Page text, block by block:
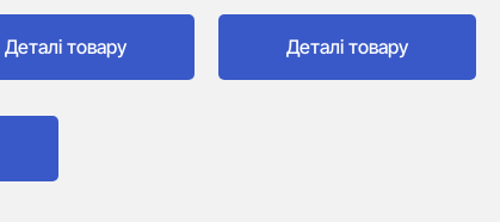
Деталі товару Деталі товару